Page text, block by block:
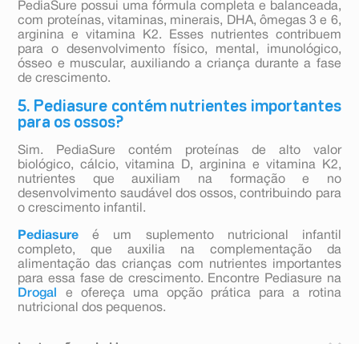
PediaSure possui uma fórmula completa e balanceada,
com proteínas, vitaminas, minerais, DHA, ômegas 3 e 6,
arginina e vitamina K2. Esses nutrientes contribuem
para o desenvolvimento físico, mental, imunológico,
ósseo e muscular, auxiliando a criança durante a fase
de crescimento.
5. Pediasure contém nutrientes importantes
para os ossos?
Sim. PediaSure contém proteínas de alto valor
biológico, cálcio, vitamina D, arginina e vitamina K2,
nutrientes que auxiliam na formação e no
desenvolvimento saudável dos ossos, contribuindo para
o crescimento infantil.
Pediasure é um suplemento nutricional infantil
completo, que auxilia na complementação da
alimentação das crianças com nutrientes importantes
para essa fase de crescimento. Encontre Pediasure na
Drogal
e ofereça uma opção prática para a rotina
nutricional dos pequenos.